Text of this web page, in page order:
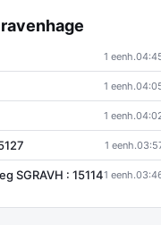
1 eenh.
1 eenh.
1 eenh.
1 eenh.
SGRAVH : 151141 eenh.